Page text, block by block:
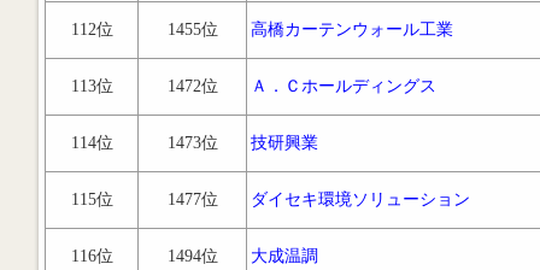
112位 1455位 高橋カーテンウォール工業
113位 1472位 Ａ．Ｃホールディングス
114位 1473位 技研興業
115位 1477位 ダイセキ環境ソリューション
116位 1494位 大成温調